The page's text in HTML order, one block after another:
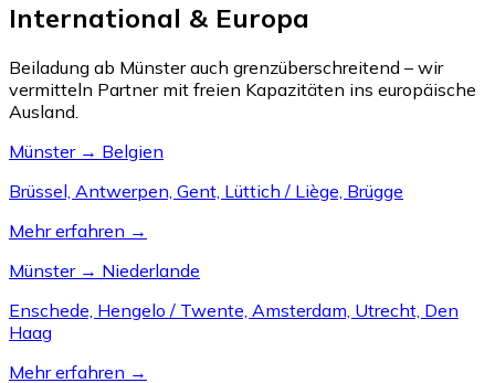
International & Europa
Beiladung ab Münster auch grenzüberschreitend – wir
vermitteln Partner mit freien Kapazitäten ins europäische
Ausland.
Münster → Belgien
Brüssel, Antwerpen, Gent, Lüttich / Liège, Brügge
Mehr erfahren →
Münster → Niederlande
Enschede, Hengelo / Twente, Amsterdam, Utrecht, Den
Haag
Mehr erfahren →